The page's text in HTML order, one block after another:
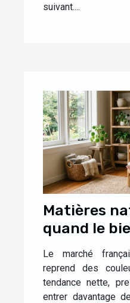
suivant....
Matières
quand le
s’invite à la
Le marché
reprend des
tendance nette,
entrer davantage